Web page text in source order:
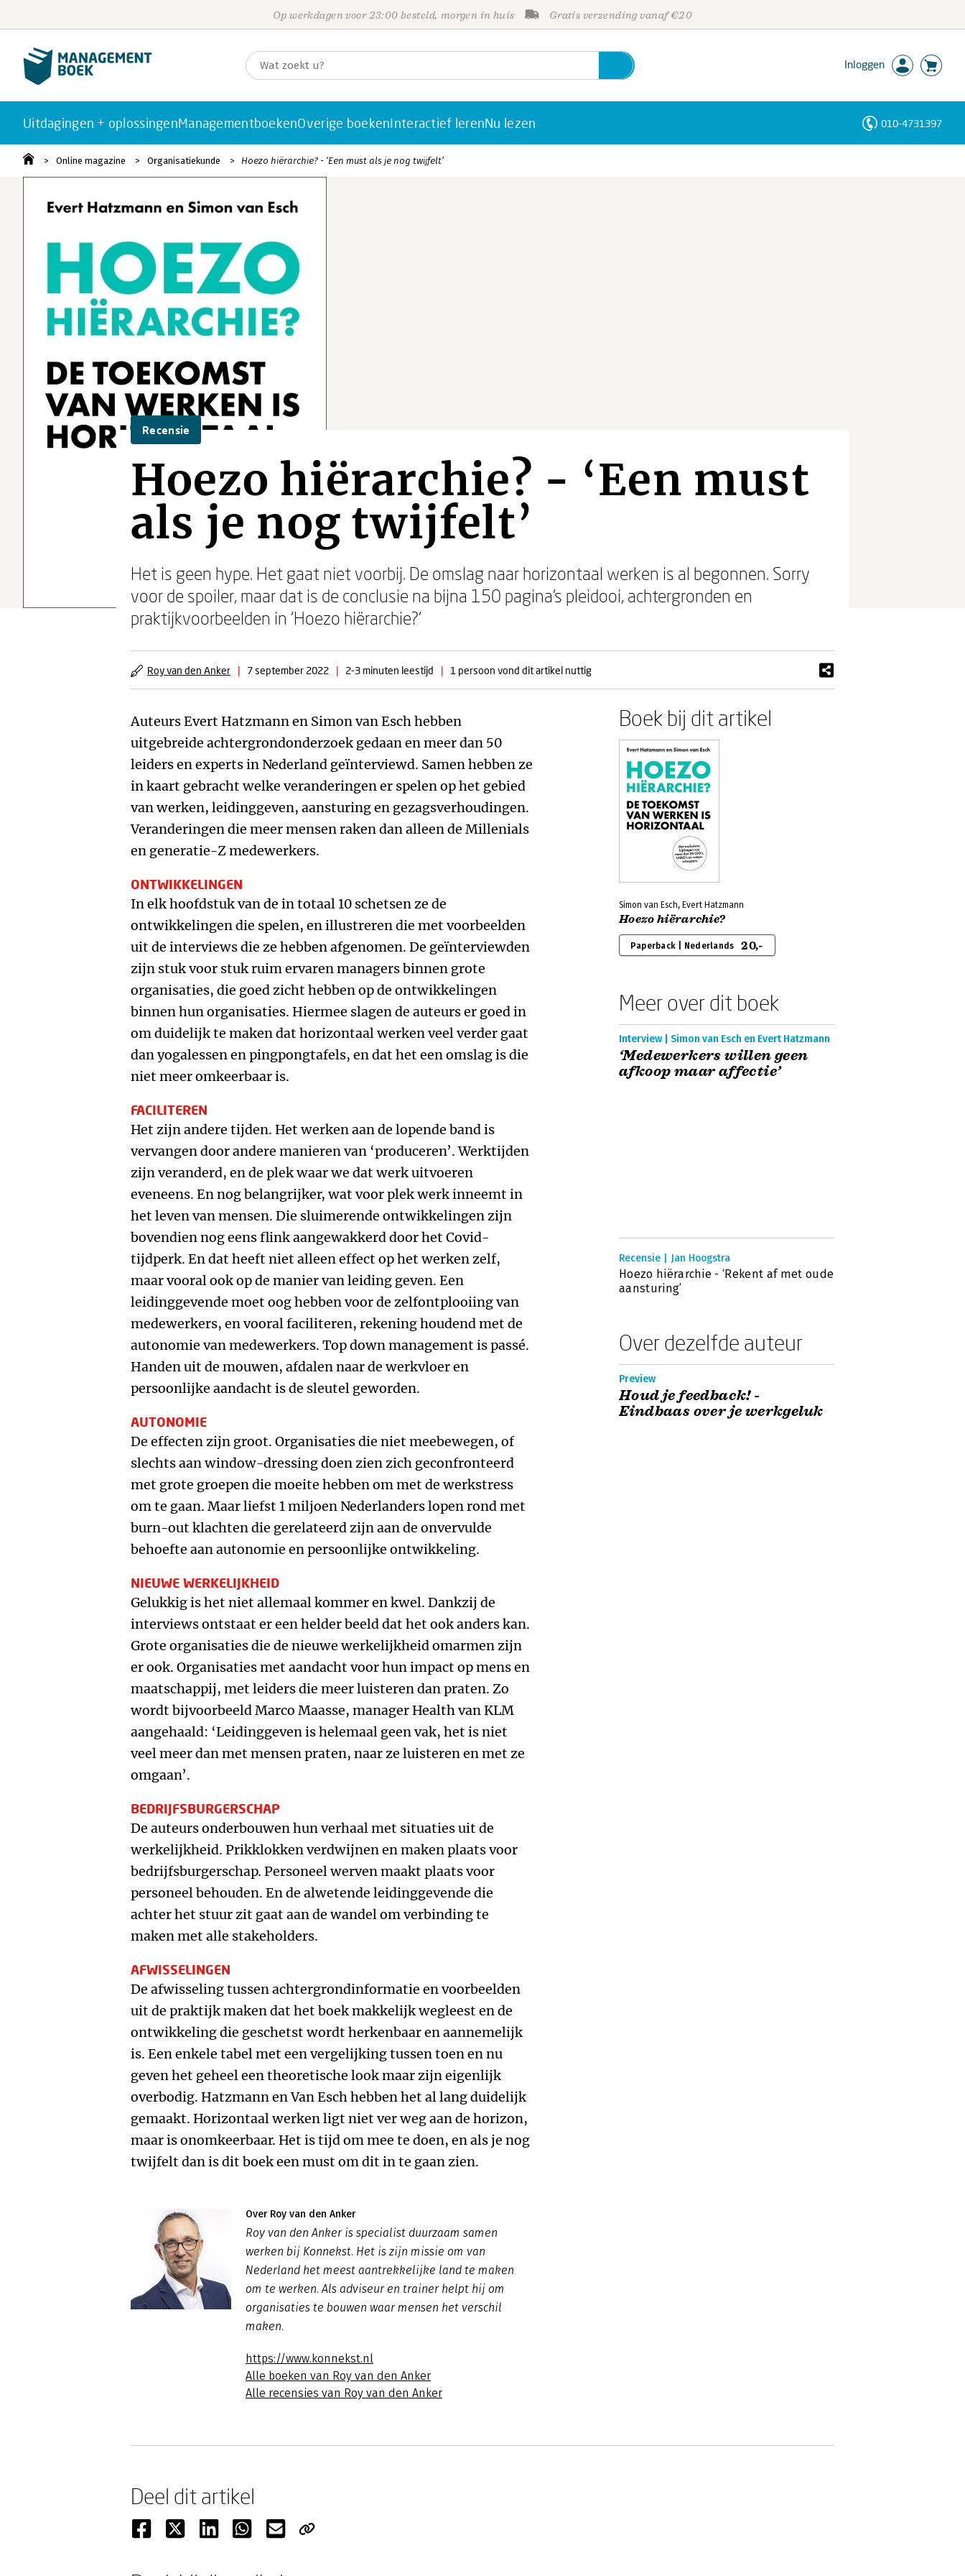
Op werkdagen voor 23:00 besteld, morgen in huis Gratis verzending vanaf €20
Inloggen
Uitdagingen + oplossingenManagementboekenOverige boekenInteractief lerenNu lezen 010-4731397
Online magazine Organisatiekunde Hoezo hiërarchie? - ‘Een must als je nog twijfelt’
Recensie
Hoezo hiërarchie? - ‘Een must
als je nog twijfelt’
Het is geen hype. Het gaat niet voorbij. De omslag naar horizontaal werken is al begonnen. Sorry
voor de spoiler, maar dat is de conclusie na bijna 150 pagina’s pleidooi, achtergronden en
praktijkvoorbeelden in ‘Hoezo hiërarchie?’
Roy van den Anker | 7 september 2022 | 2-3 minuten leestijd | 1 persoon vond dit artikel nuttig
Auteurs Evert Hatzmann en Simon van Esch hebben
uitgebreide achtergrondonderzoek gedaan en meer dan 50
leiders en experts in Nederland geïnterviewd. Samen hebben ze
in kaart gebracht welke veranderingen er spelen op het gebied
van werken, leidinggeven, aansturing en gezagsverhoudingen.
Veranderingen die meer mensen raken dan alleen de Millenials
en generatie-Z medewerkers.
ONTWIKKELINGEN
In elk hoofdstuk van de in totaal 10 schetsen ze de
ontwikkelingen die spelen, en illustreren die met voorbeelden
uit de interviews die ze hebben afgenomen. De geïnterviewden
zijn stuk voor stuk ruim ervaren managers binnen grote
organisaties, die goed zicht hebben op de ontwikkelingen
binnen hun organisaties. Hiermee slagen de auteurs er goed in
om duidelijk te maken dat horizontaal werken veel verder gaat
dan yogalessen en pingpongtafels, en dat het een omslag is die
niet meer omkeerbaar is.
FACILITEREN
Het zijn andere tijden. Het werken aan de lopende band is
vervangen door andere manieren van ‘produceren’. Werktijden
zijn veranderd, en de plek waar we dat werk uitvoeren
eveneens. En nog belangrijker, wat voor plek werk inneemt in
het leven van mensen. Die sluimerende ontwikkelingen zijn
bovendien nog eens flink aangewakkerd door het Covid-
tijdperk. En dat heeft niet alleen effect op het werken zelf,
maar vooral ook op de manier van leiding geven. Een
leidinggevende moet oog hebben voor de zelfontplooiing van
medewerkers, en vooral faciliteren, rekening houdend met de
autonomie van medewerkers. Top down management is passé.
Handen uit de mouwen, afdalen naar de werkvloer en
persoonlijke aandacht is de sleutel geworden.
AUTONOMIE
De effecten zijn groot. Organisaties die niet meebewegen, of
slechts aan window-dressing doen zien zich geconfronteerd
met grote groepen die moeite hebben om met de werkstress
om te gaan. Maar liefst 1 miljoen Nederlanders lopen rond met
burn-out klachten die gerelateerd zijn aan de onvervulde
behoefte aan autonomie en persoonlijke ontwikkeling.
NIEUWE WERKELIJKHEID
Gelukkig is het niet allemaal kommer en kwel. Dankzij de
interviews ontstaat er een helder beeld dat het ook anders kan.
Grote organisaties die de nieuwe werkelijkheid omarmen zijn
er ook. Organisaties met aandacht voor hun impact op mens en
maatschappij, met leiders die meer luisteren dan praten. Zo
wordt bijvoorbeeld Marco Maasse, manager Health van KLM
aangehaald: ‘Leidinggeven is helemaal geen vak, het is niet
veel meer dan met mensen praten, naar ze luisteren en met ze
omgaan’.
BEDRIJFSBURGERSCHAP
De auteurs onderbouwen hun verhaal met situaties uit de
werkelijkheid. Prikklokken verdwijnen en maken plaats voor
bedrijfsburgerschap. Personeel werven maakt plaats voor
personeel behouden. En de alwetende leidinggevende die
achter het stuur zit gaat aan de wandel om verbinding te
maken met alle stakeholders.
AFWISSELINGEN
De afwisseling tussen achtergrondinformatie en voorbeelden
uit de praktijk maken dat het boek makkelijk wegleest en de
ontwikkeling die geschetst wordt herkenbaar en aannemelijk
is. Een enkele tabel met een vergelijking tussen toen en nu
geven het geheel een theoretische look maar zijn eigenlijk
overbodig. Hatzmann en Van Esch hebben het al lang duidelijk
gemaakt. Horizontaal werken ligt niet ver weg aan de horizon,
maar is onomkeerbaar. Het is tijd om mee te doen, en als je nog
twijfelt dan is dit boek een must om dit in te gaan zien.
Over Roy van den Anker
Roy van den Anker is specialist duurzaam samen
werken bij Konnekst. Het is zijn missie om van
Nederland het meest aantrekkelijke land te maken
om te werken. Als adviseur en trainer helpt hij om
organisaties te bouwen waar mensen het verschil
maken.
https://www.konnekst.nl
Alle boeken van Roy van den Anker
Alle recensies van Roy van den Anker
Boek bij dit artikel
Simon van Esch, Evert Hatzmann
Hoezo hiërarchie?
Paperback | Nederlands 20,-
Meer over dit boek
Interview | Simon van Esch en Evert Hatzmann
‘Medewerkers willen geen
afkoop maar affectie’
Recensie | Jan Hoogstra
Hoezo hiërarchie - ‘Rekent af met oude
aansturing’
Over dezelfde auteur
Preview
Houd je feedback! -
Eindbaas over je werkgeluk
Deel dit artikel
Personen